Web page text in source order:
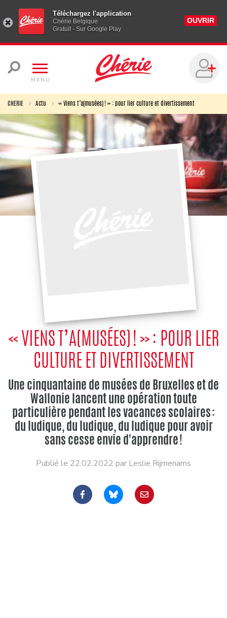
Téléchargez l'application
Chérie Belgique
Gratuit - Sur Google Play
OUVRIR
MENU
CHERIE Actu « Viens t’a(musées) ! » : pour lier culture et divertissement
« VIENS T’A(MUSÉES) ! » : POUR LIER
CULTURE ET DIVERTISSEMENT
Une cinquantaine de musées de Bruxelles et de
Wallonie lancent une opération toute
particulière pendant les vacances scolaires :
du ludique, du ludique, du ludique pour avoir
sans cesse envie d'apprendre !
Publié le 22.02.2022 par Leslie Rijmenams